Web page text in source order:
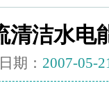
清洁水电
期： 2007-05-